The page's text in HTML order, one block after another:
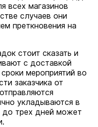
всех магазинов
случаев они
преткновения на
стоит сказать и
с доставкой
мероприятий во
заказчика от
укладываются в
до трех дней может